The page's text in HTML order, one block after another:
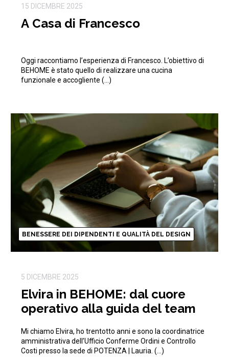
15 DICEMBRE 2025
A Casa di Francesco
Oggi raccontiamo l’esperienza di Francesco. L’obiettivo di
BEHOME è stato quello di realizzare una cucina
funzionale e accogliente (…)
BENESSERE DEI DIPENDENTI E QUALITÀ DEL DESIGN
5 DICEMBRE 2025
Elvira in BEHOME: dal cuore
operativo alla guida del team
Mi chiamo Elvira, ho trentotto anni e sono la coordinatrice
amministrativa dell’Ufficio Conferme Ordini e Controllo
Costi presso la sede di POTENZA | Lauria. (…)